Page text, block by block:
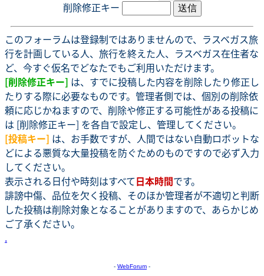
削除修正キー
このフォーラムは登録制ではありませんので、ラスベガス旅
行を計画している人、旅行を終えた人、ラスベガス在住者な
ど、今すぐ仮名でどなたでもご利用いただけます。
[削除修正キー] は、すでに投稿した内容を削除したり修正し
たりする際に必要なものです。管理者側では、個別の削除依
頼に応じかねますので、削除や修正する可能性がある投稿に
は [削除修正キー] を各自で設定し、管理してください。
[投稿キー] は、お手数ですが、人間ではない自動ロボットな
どによる悪質な大量投稿を防ぐためのものですので必ず入力
してください。
表示される日付や時刻はすべて日本時間です。
誹謗中傷、品位を欠く投稿、そのほか管理者が不適切と判断
した投稿は削除対象となることがありますので、あらかじめ
ご了承ください。
.
- WebForum -